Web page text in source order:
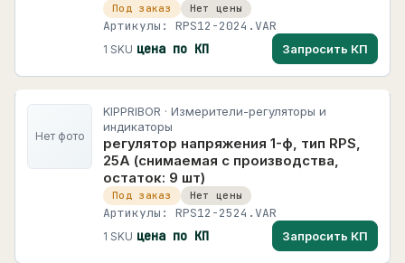
Под заказ Нет цены
Артикулы: RPS12-2024.VAR
1 SKU цена по КП Запросить КП
Нет фото
KIPPRIBOR · Измерители-регуляторы и
индикаторы
регулятор напряжения 1-ф, тип RPS,
25А (снимаемая с производства,
остаток: 9 шт)
Под заказ Нет цены
Артикулы: RPS12-2524.VAR
1 SKU цена по КП Запросить КП